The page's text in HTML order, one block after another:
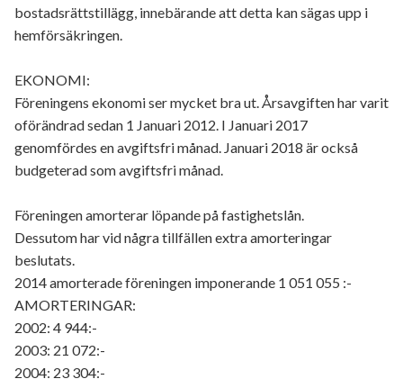
bostadsrättstillägg, innebärande att detta kan sägas upp i
hemförsäkringen.
EKONOMI:
Föreningens ekonomi ser mycket bra ut. Årsavgiften har varit
oförändrad sedan 1 Januari 2012. I Januari 2017
genomfördes en avgiftsfri månad. Januari 2018 är också
budgeterad som avgiftsfri månad.
Föreningen amorterar löpande på fastighetslån.
Dessutom har vid några tillfällen extra amorteringar
beslutats.
2014 amorterade föreningen imponerande 1 051 055 :-
AMORTERINGAR:
2002: 4 944:-
2003: 21 072:-
2004: 23 304:-